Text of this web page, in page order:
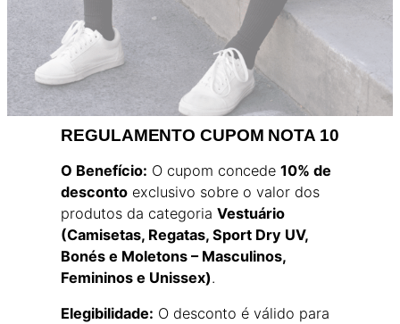
REGULAMENTO CUPOM NOTA 10
O Benefício: O cupom concede 10% de
desconto exclusivo sobre o valor dos
produtos da categoria Vestuário
(Camisetas, Regatas, Sport Dry UV,
Bonés e Moletons – Masculinos,
Femininos e Unissex).
Elegibilidade: O desconto é válido para